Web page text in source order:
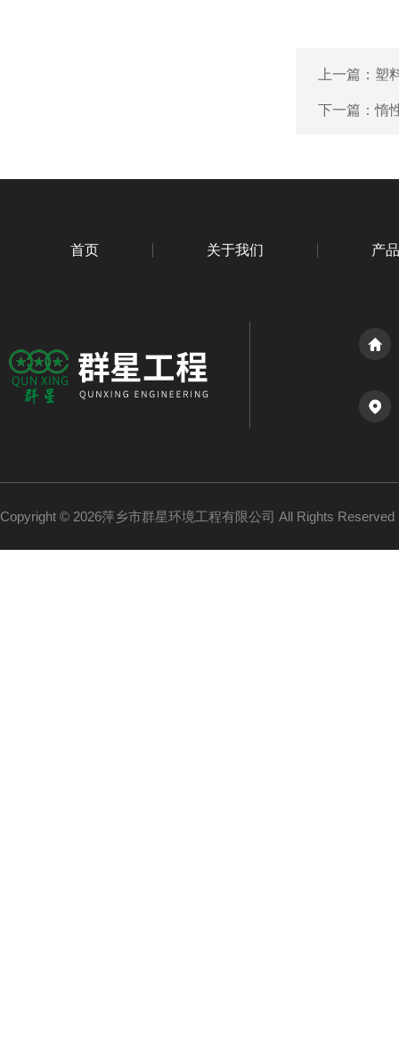
上一篇： 塑
下一篇：惰
首页 关于我们 产
Copyright © 2026萍乡市群星环境工程有限公司 All Rights